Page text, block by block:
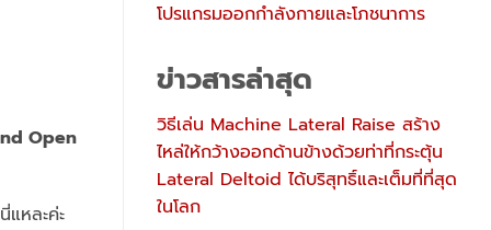
Open
นี่แหละค่ะ
โปรแกรมออกกำลังกายและโภชนาการ
ข่าวสารล่าสุด
วิธีเล่น Machine Lateral Raise สร้าง
ไหล่ให้กว้างออกด้านข้างด้วยท่าที่กระตุ้น
Lateral Deltoid ได้บริสุทธิ์และเต็มที่ที่สุด
ในโลก